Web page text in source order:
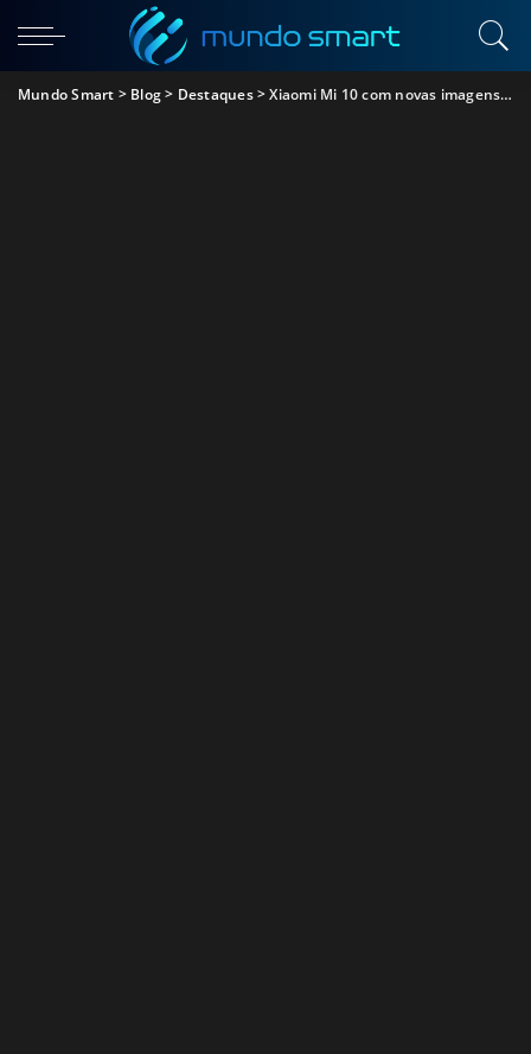
Mundo Smart > Blog> Destaques>Xiaomi Mi 10 com novas imagens antes da apresentação